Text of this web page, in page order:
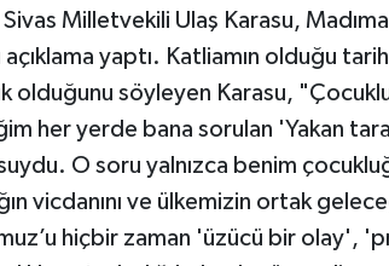
Milletvekili Ulaş Karasu,
açıklama yaptı. Katliamın olduğu
olduğunu söyleyen Karasu,
her yerde bana sorulan 'Yakan
O soru yalnızca benim
vicdanını ve ülkemizin ortak
hiçbir zaman 'üzücü bir olay',